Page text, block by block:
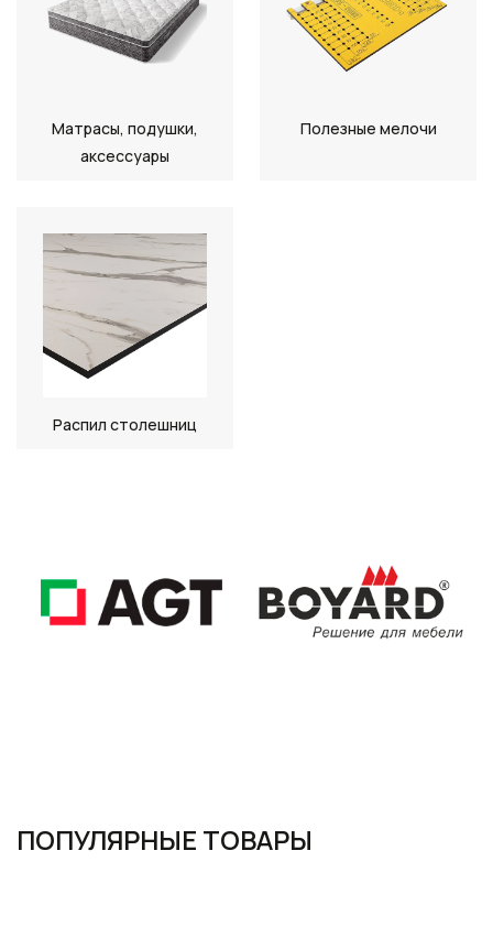
Матрасы, подушки,
аксессуары
Полезные мелочи
Распил столешниц
ПОПУЛЯРНЫЕ ТОВАРЫ